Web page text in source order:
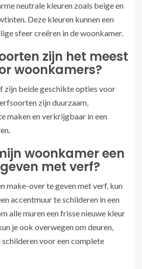
neutrale kleuren zoals beige en
Deze kleuren kunnen een
sfeer creëren in de woonkamer.
zijn het meest
woonkamers?
zijn beide geschikte opties voor
zijn duurzaam,
maken en verkrijgbaar in een
woonkamer een
met verf?
make-over te geven met verf, kun
accentmuur te schilderen in een
alle muren een frisse nieuwe kleur
je ook overwegen om deuren,
voor een complete